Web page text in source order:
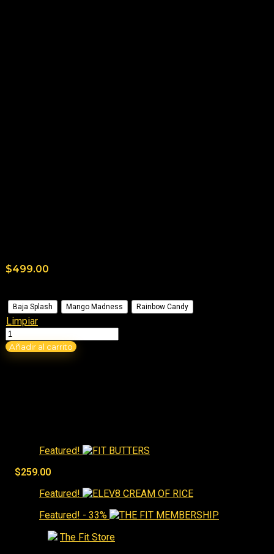
$499.00
Baja Splash Mango Madness Rainbow Candy
Limpiar
Añadir al carrito
Featured!
$259.00
Featured!
Featured! - 33%
The Fit Store